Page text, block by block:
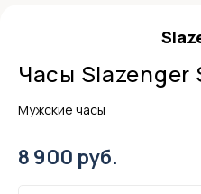
Часы Slazenger
Мужские часы
8 900 руб.